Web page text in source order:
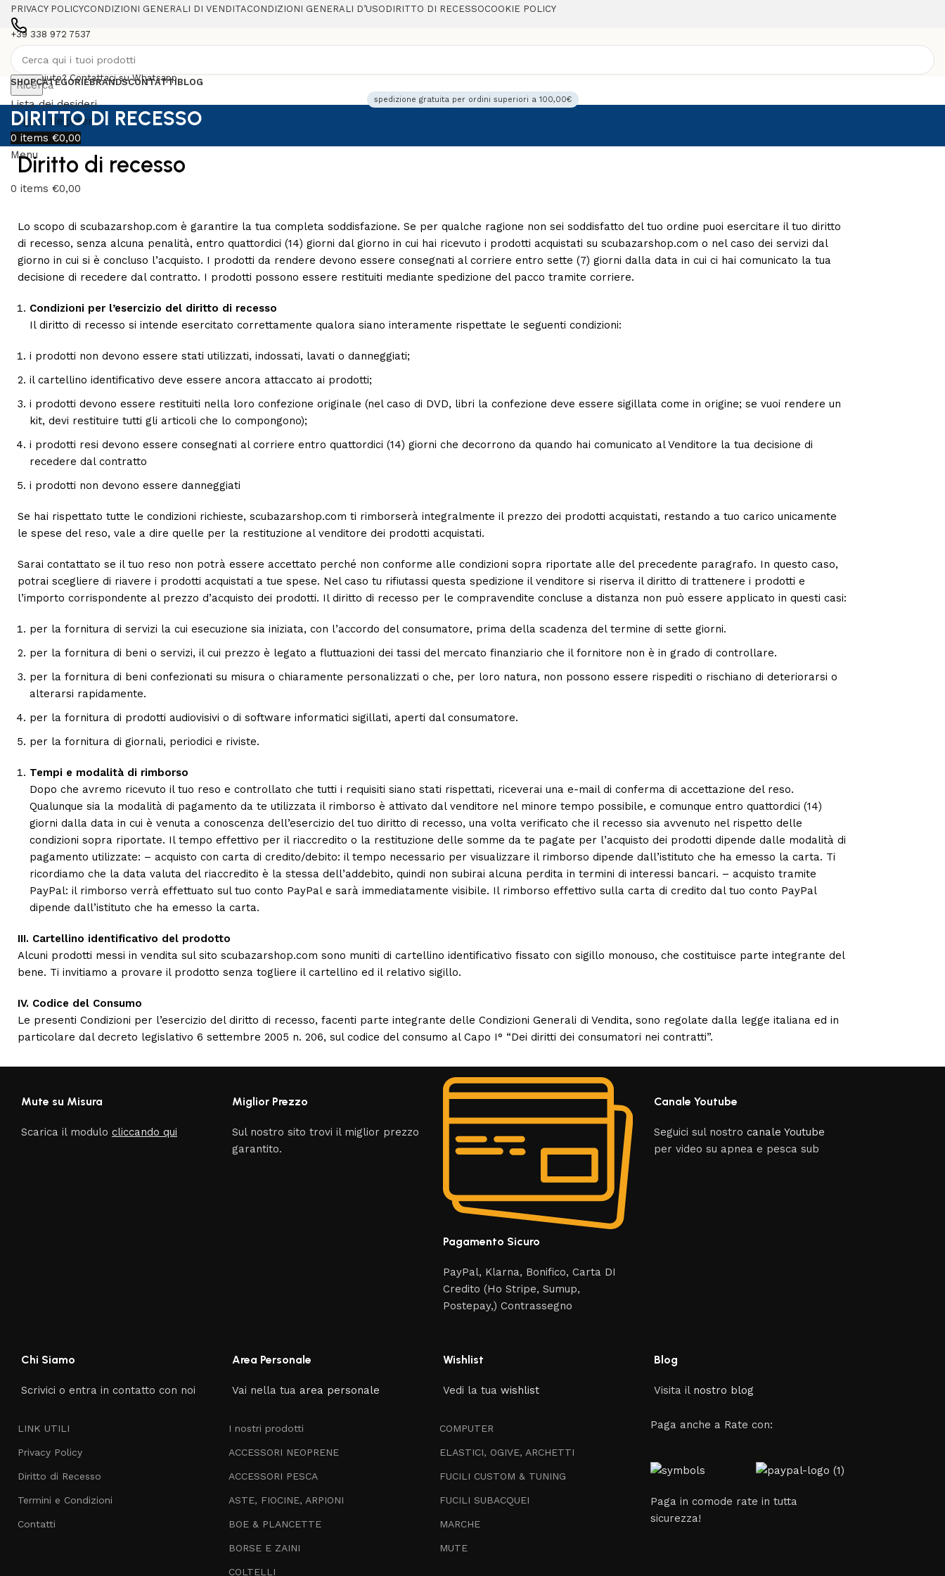
PRIVACY POLICYCONDIZIONI GENERALI DI VENDITACONDIZIONI GENERALI D’USO DIRITTO DI RECESSOCOOKIE POLICY
+39 338 972 7537
Serve aiuto? Contattaci su Whatsapp
Ricerca
Lista dei desideri
Login / Register
0 items €0,00
Menu
0 items €0,00
SHOPCATEGORIEBRANDSCONTATTIBLOG
spedizione gratuita per ordini superiori a 100,00€
DIRITTO DI RECESSO
Diritto di recesso
Lo scopo di scubazarshop.com è garantire la tua completa soddisfazione. Se per qualche ragione non sei soddisfatto del tuo ordine puoi esercitare il tuo diritto
di recesso, senza alcuna penalità, entro quattordici (14) giorni dal giorno in cui hai ricevuto i prodotti acquistati su scubazarshop.com o nel caso dei servizi dal
giorno in cui si è concluso l’acquisto. I prodotti da rendere devono essere consegnati al corriere entro sette (7) giorni dalla data in cui ci hai comunicato la tua
decisione di recedere dal contratto. I prodotti possono essere restituiti mediante spedizione del pacco tramite corriere.
Condizioni per l’esercizio del diritto di recesso
Il diritto di recesso si intende esercitato correttamente qualora siano interamente rispettate le seguenti condizioni:
i prodotti non devono essere stati utilizzati, indossati, lavati o danneggiati;
il cartellino identificativo deve essere ancora attaccato ai prodotti;
i prodotti devono essere restituiti nella loro confezione originale (nel caso di DVD, libri la confezione deve essere sigillata come in origine; se vuoi rendere un
kit, devi restituire tutti gli articoli che lo compongono);
i prodotti resi devono essere consegnati al corriere entro quattordici (14) giorni che decorrono da quando hai comunicato al Venditore la tua decisione di
recedere dal contratto
i prodotti non devono essere danneggiati
Se hai rispettato tutte le condizioni richieste, scubazarshop.com ti rimborserà integralmente il prezzo dei prodotti acquistati, restando a tuo carico unicamente
le spese del reso, vale a dire quelle per la restituzione al venditore dei prodotti acquistati.
Sarai contattato se il tuo reso non potrà essere accettato perché non conforme alle condizioni sopra riportate alle del precedente paragrafo. In questo caso,
potrai scegliere di riavere i prodotti acquistati a tue spese. Nel caso tu rifiutassi questa spedizione il venditore si riserva il diritto di trattenere i prodotti e
l’importo corrispondente al prezzo d’acquisto dei prodotti. Il diritto di recesso per le compravendite concluse a distanza non può essere applicato in questi casi:
per la fornitura di servizi la cui esecuzione sia iniziata, con l’accordo del consumatore, prima della scadenza del termine di sette giorni.
per la fornitura di beni o servizi, il cui prezzo è legato a fluttuazioni dei tassi del mercato finanziario che il fornitore non è in grado di controllare.
per la fornitura di beni confezionati su misura o chiaramente personalizzati o che, per loro natura, non possono essere rispediti o rischiano di deteriorarsi o
alterarsi rapidamente.
per la fornitura di prodotti audiovisivi o di software informatici sigillati, aperti dal consumatore.
per la fornitura di giornali, periodici e riviste.
Tempi e modalità di rimborso
Dopo che avremo ricevuto il tuo reso e controllato che tutti i requisiti siano stati rispettati, riceverai una e-mail di conferma di accettazione del reso.
Qualunque sia la modalità di pagamento da te utilizzata il rimborso è attivato dal venditore nel minore tempo possibile, e comunque entro quattordici (14)
giorni dalla data in cui è venuta a conoscenza dell’esercizio del tuo diritto di recesso, una volta verificato che il recesso sia avvenuto nel rispetto delle
condizioni sopra riportate. Il tempo effettivo per il riaccredito o la restituzione delle somme da te pagate per l’acquisto dei prodotti dipende dalle modalità di
pagamento utilizzate: – acquisto con carta di credito/debito: il tempo necessario per visualizzare il rimborso dipende dall’istituto che ha emesso la carta. Ti
ricordiamo che la data valuta del riaccredito è la stessa dell’addebito, quindi non subirai alcuna perdita in termini di interessi bancari. – acquisto tramite
PayPal: il rimborso verrà effettuato sul tuo conto PayPal e sarà immediatamente visibile. Il rimborso effettivo sulla carta di credito dal tuo conto PayPal
dipende dall’istituto che ha emesso la carta.
III. Cartellino identificativo del prodotto
Alcuni prodotti messi in vendita sul sito scubazarshop.com sono muniti di cartellino identificativo fissato con sigillo monouso, che costituisce parte integrante del
bene. Ti invitiamo a provare il prodotto senza togliere il cartellino ed il relativo sigillo.
IV. Codice del Consumo
Le presenti Condizioni per l’esercizio del diritto di recesso, facenti parte integrante delle Condizioni Generali di Vendita, sono regolate dalla legge italiana ed in
particolare dal decreto legislativo 6 settembre 2005 n. 206, sul codice del consumo al Capo I° “Dei diritti dei consumatori nei contratti”.
Mute su Misura
Scarica il modulo cliccando qui
Miglior Prezzo
Sul nostro sito trovi il miglior prezzo
garantito.
Pagamento Sicuro
PayPal, Klarna, Bonifico, Carta DI
Credito (Ho Stripe, Sumup,
Postepay,) Contrassegno
Canale Youtube
Seguici sul nostro canale Youtube
per video su apnea e pesca sub
Chi Siamo
Scrivici o entra in contatto con noi
Area Personale
Vai nella tua area personale
Wishlist
Vedi la tua wishlist
Blog
Visita il nostro blog
LINK UTILI
Privacy Policy
Diritto di Recesso
Termini e Condizioni
Contatti
I nostri prodotti
ACCESSORI NEOPRENE
ACCESSORI PESCA
ASTE, FIOCINE, ARPIONI
BOE & PLANCETTE
BORSE E ZAINI
COLTELLI
COMPUTER
ELASTICI, OGIVE, ARCHETTI
FUCILI CUSTOM & TUNING
FUCILI SUBACQUEI
MARCHE
MUTE
Paga anche a Rate con:
Paga in comode rate in tutta
sicurezza!